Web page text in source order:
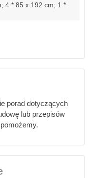
4 * 85 x 192 cm; 1 *
porad dotyczących
lub przepisów